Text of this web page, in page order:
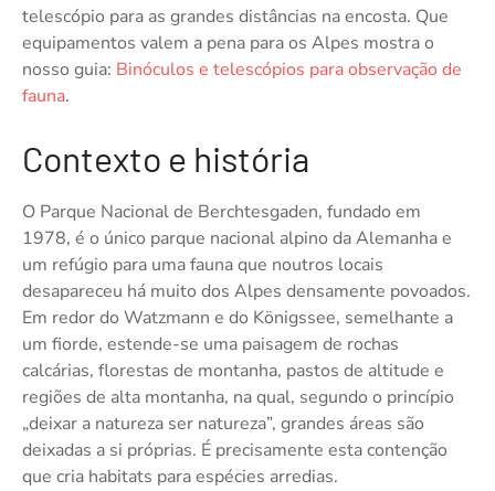
telescópio para as grandes distâncias na encosta. Que
equipamentos valem a pena para os Alpes mostra o
nosso guia: Binóculos e telescópios para observação de
fauna.
Contexto e história
O Parque Nacional de Berchtesgaden, fundado em
1978, é o único parque nacional alpino da Alemanha e
um refúgio para uma fauna que noutros locais
desapareceu há muito dos Alpes densamente povoados.
Em redor do Watzmann e do Königssee, semelhante a
um fiorde, estende-se uma paisagem de rochas
calcárias, florestas de montanha, pastos de altitude e
regiões de alta montanha, na qual, segundo o princípio
„deixar a natureza ser natureza”, grandes áreas são
deixadas a si próprias. É precisamente esta contenção
que cria habitats para espécies arredias.